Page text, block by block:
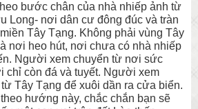
bước chân của nhà nhiếp ảnh từ
Long- nơi dân cư đông đúc và tràn
Tây Tạng. Không phải vùng Tây
nơi heo hút, nơi chưa có nhà nhiếp
Người xem chuyển từ nơi sức
chỉ còn đá và tuyết. Người xem
Tây Tạng để xuôi dần ra cửa biển.
hướng này, chắc chắn bạn sẽ